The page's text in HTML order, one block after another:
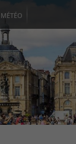
MÉTÉO